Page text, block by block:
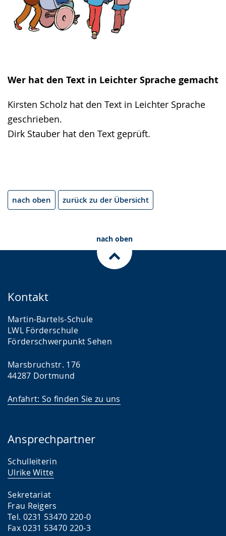
Wer hat den Text in Leichter Sprache gemacht
Kirsten Scholz hat den Text in Leichter Sprache
geschrieben.
Dirk Stauber hat den Text geprüft.
nach oben zurück zu der Übersicht
nach oben
Kontakt
Martin-Bartels-Schule
LWL Förder­schule
Förderschwer­punkt Sehen
Marsbruchstr. 176
44287 Dortmund
Anfahrt: So finden Sie zu uns
Ansprechpartner
Schulleiterin
Ulrike Witte
Sekretariat
Frau Reigers
Tel. 0231 53470 220-0
Fax 0231 53470 220-3